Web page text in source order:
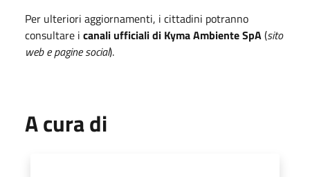
Per ulteriori aggiornamenti, i cittadini potranno
consultare i canali ufficiali di Kyma Ambiente SpA(sito
web e pagine social).
A cura di